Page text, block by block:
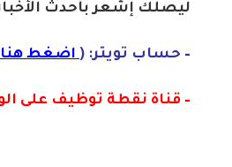
ليصلك إشعربأحدث
– حساب تويتر: (اضغط هنا
– قناة نقطة توظيف على